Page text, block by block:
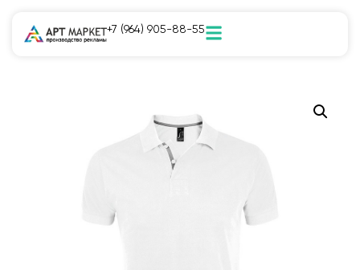
+7 (964) 905-88-55